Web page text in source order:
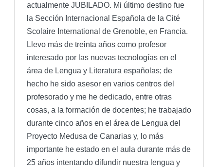
actualmente JUBILADO. Mi último destino fue
la Sección Internacional Española de la Cité
Scolaire International de Grenoble, en Francia.
Llevo más de treinta años como profesor
interesado por las nuevas tecnologías en el
área de Lengua y Literatura españolas; de
hecho he sido asesor en varios centros del
profesorado y me he dedicado, entre otras
cosas, a la formación de docentes; he trabajado
durante cinco años en el área de Lengua del
Proyecto Medusa de Canarias y, lo más
importante he estado en el aula durante más de
25 años intentando difundir nuestra lengua y